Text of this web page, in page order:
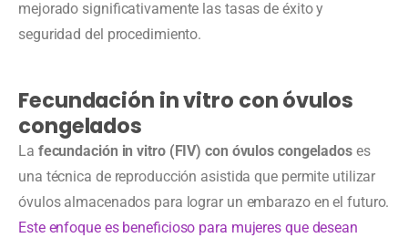
mejorado significativamente las tasas de éxito y
seguridad del procedimiento.
Fecundación in vitro con óvulos
congelados
La fecundación in vitro (FIV) con óvulos congeladoses
una técnica de reproducción asistida que permite utilizar
óvulos almacenados para lograr un embarazo en el futuro.
Este enfoque es beneficioso para mujeres que desean